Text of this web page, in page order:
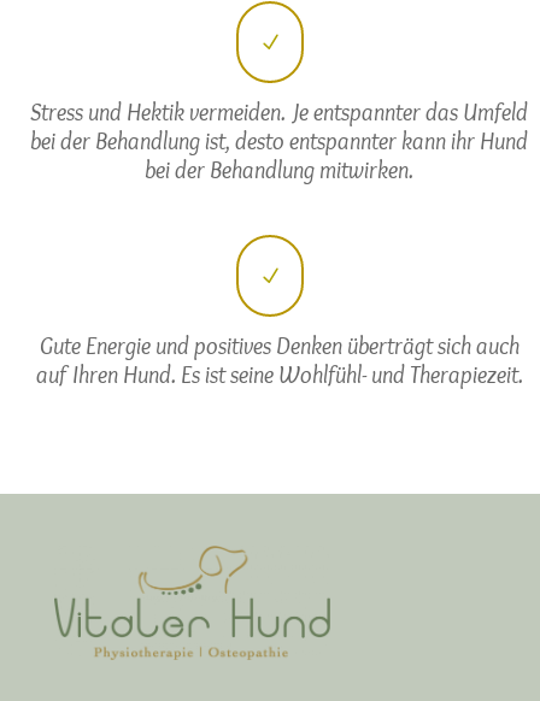
N
Stress und Hektik vermeiden. Je entspannter das Umfeld
bei der Behandlung ist, desto entspannter kann ihr Hund
bei der Behandlung mitwirken.
N
Gute Energie und positives Denken überträgt sich auch
auf Ihren Hund. Es ist seine Wohlfühl- und Therapiezeit.